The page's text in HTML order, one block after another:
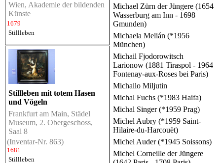
Wien, Akademie der bildenden
Künste
1679
Stillleben
Stillleben mit totem Hasen
und Vögeln
Frankfurt am Main, Städel
Museum, 2. Obergeschoss,
Saal 8
(Inventar-Nr. 863)
1681
Stillleben
Michael Zürn der Jüngere (1654
Wasserburg am Inn - 1698
Gmunden)
Michaela Melián (*1956
München)
Michail Fjodorowitsch
Larionow (1881 Tiraspol - 1964
Fontenay-aux-Roses bei Paris)
Michailo Miljutin
Michal Fuchs (*1983 Haifa)
Michal Singer (*1959 Prag)
Michel Aubry (*1959 Saint-
Hilaire-du-Harcouët)
Michel Auder (*1945 Soissons)
Michel Corneille der Jüngere